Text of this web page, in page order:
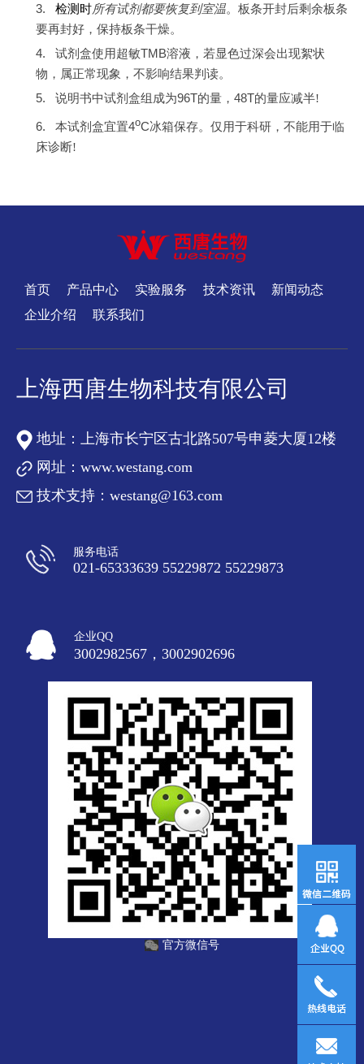
3. 检测时所有试剂都要恢复到室温。板条开封后剩余板条
要再封好，保持板条干燥。
4. 试剂盒使用超敏TMB溶液，若显色过深会出现絮状
物，属正常现象，不影响结果判读。
5. 说明书中试剂盒组成为96T的量， 48T的量应减半!
6. 本试剂盒宜置4oC冰箱保存。仅用于科研，不能用于临
床诊断!
首页 产品中心 实验服务 技术资讯
新闻动态
企业介绍
联系我们
上海西唐生物科技有限公司
地址：上海市长宁区古北路507号申菱大厦12楼
网址： www.westang.com
技术支持：westang@163.com
服务电话
021-65333639 55229872 55229873
企业QQ
3002982567，3002902696
官方微信号